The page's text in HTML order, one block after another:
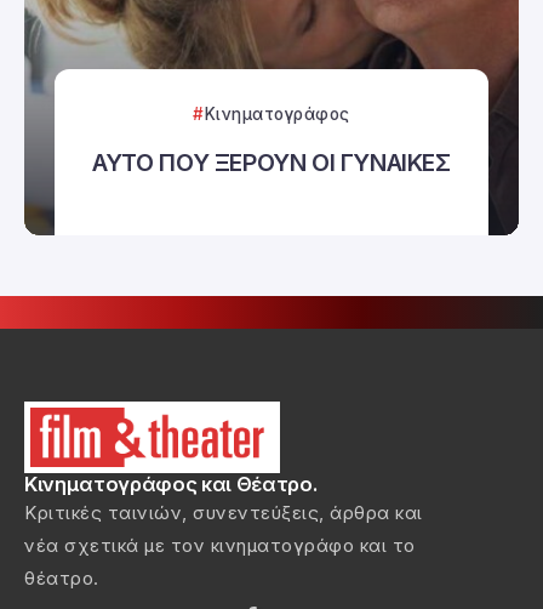
Κινηματογράφος
ΑΥΤΟ ΠΟΥ ΞΕΡΟΥΝ ΟΙ ΓΥΝΑΙΚΕΣ
Κινηματογράφος και Θέατρο.
Κριτικές ταινιών, συνεντεύξεις, άρθρα και
νέα σχετικά με τον κινηματογράφο και το
θέατρο.